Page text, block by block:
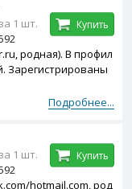
родная). В профил
Зарегистрированы
Подробнее...
1 шт.
Купить
hotmail.com, род
1 шт.
Купить